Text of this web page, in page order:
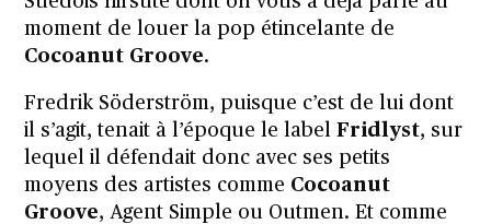
moment de louer la pop étincelante de
Cocoanut Groove.
Fredrik Söderström, puisque c’est de lui dont
il s’agit, tenait à l’époque le labelFridlyst, sur
lequel il défendait donc avec ses petits
moyens des artistes comme Cocoanut
Groove, Agent Simple ou Outmen. Et comme